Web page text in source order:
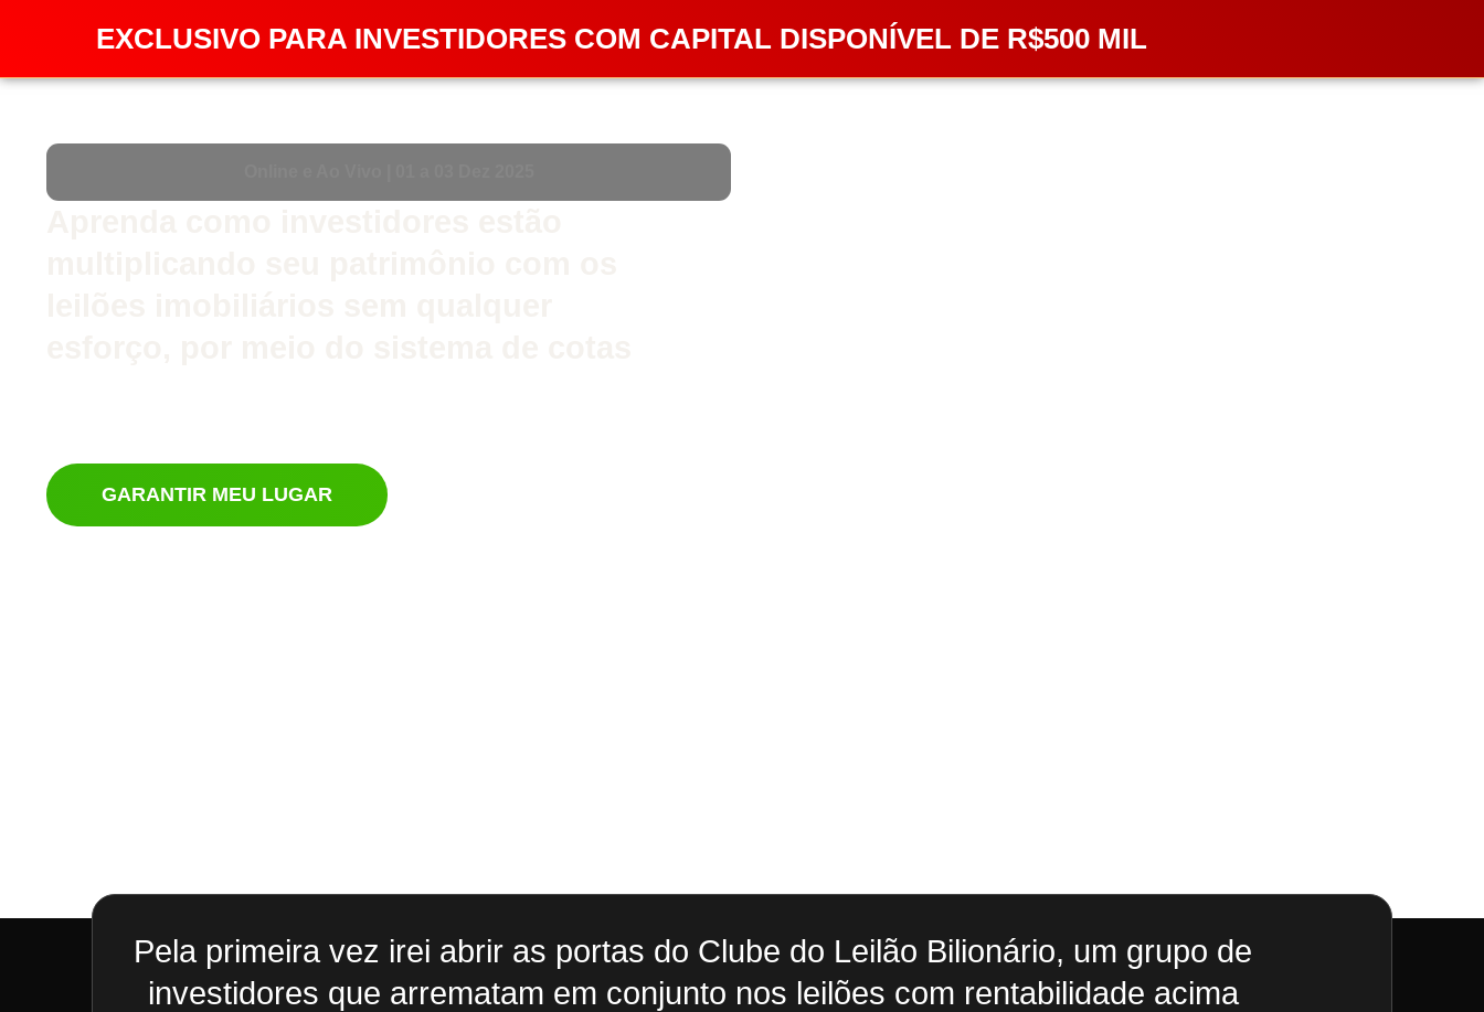
EXCLUSIVO PARA INVESTIDORES COM CAPITAL DISPONÍVEL DE R$500 MIL
GARANTIR MEU LUGAR
Pela primeira vez irei abrir as portas do Clube do Leilão Bilionário, um grupo de
investidores que arrematam em conjunto nos leilões com rentabilidade acima